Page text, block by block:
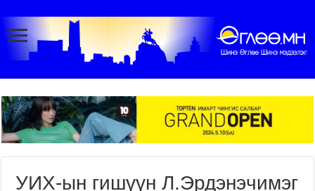
УИХ-ын гишүүн Л.Эрдэнэчимэг